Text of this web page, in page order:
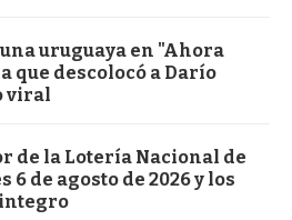
uruguaya en "Ahora
que descolocó a Darío
viral
de la Lotería Nacional de
6 de agosto de 2026 y los